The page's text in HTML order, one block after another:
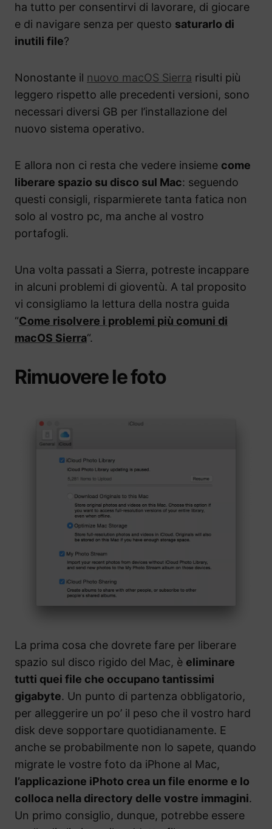
ha tutto per consentirvi di lavorare, di giocare
e di navigare senza per questo saturarlo di
inutili file?
Nonostante il nuovo macOS Sierra risulti più
leggero rispetto alle precedenti versioni, sono
necessari diversi GB per l’installazione del
nuovo sistema operativo.
E allora non ci resta che vedere insieme come
liberare spazio su disco sul Mac: seguendo
questi consigli, risparmierete tanta fatica non
solo al vostro pc, ma anche al vostro
portafogli.
Una volta passati a Sierra, potreste incappare
in alcuni problemi di gioventù. A tal proposito
vi consigliamo la lettura della nostra guida
“Come risolvere i problemi più comuni di
macOS Sierra“.
Rimuovere le foto
La prima cosa che dovrete fare per liberare
spazio sul disco rigido del Mac, è eliminare
tutti quei file che occupano tantissimi
gigabyte. Un punto di partenza obbligatorio,
per alleggerire un po’ il peso che il vostro hard
disk deve sopportare quotidianamente. E
anche se probabilmente non lo sapete, quando
migrate le vostre foto da iPhone al Mac,
l’applicazione iPhoto crea un file enorme e lo
colloca nella directory delle vostre immagini.
Un primo consiglio, dunque, potrebbe essere